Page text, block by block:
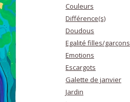
Couleurs
Différence(s)
Doudous
Egalité filles/garçons
Emotions
Escargots
Galette de janvier
Jardin